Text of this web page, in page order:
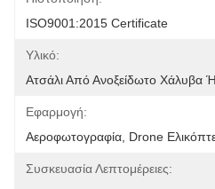
ISO9001:2015 Certificate
Υλικό:
Ατσάλι Από Ανοξείδωτο Χάλυβα Ή
Εφαρμογή:
Αεροφωτογραφία, Drone
Συσκευασία Λεπτομέρειες: